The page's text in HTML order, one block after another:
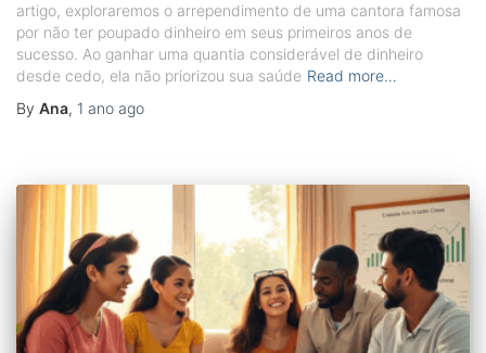
artigo, exploraremos o arrependimento de uma cantora famosa
por não ter poupado dinheiro em seus primeiros anos de
sucesso. Ao ganhar uma quantia considerável de dinheiro
desde cedo, ela não priorizou sua saúde Read more…
By Ana, 1 ano ago